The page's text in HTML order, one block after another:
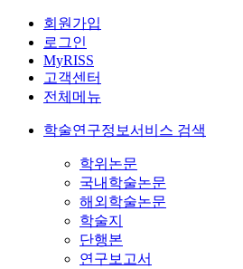
회원가입
로그인
MyRISS
고객센터
전체메뉴
학술연구정보서비스 검색
학위논문
국내학술논문
해외학술논문
학술지
단행본
연구보고서